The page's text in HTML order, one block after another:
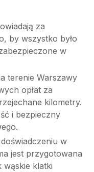
za
by wszystko było
w
terenie Warszawy
opłat za
kilometry.
i bezpieczny
w
jest przygotowana
wąskie klatki